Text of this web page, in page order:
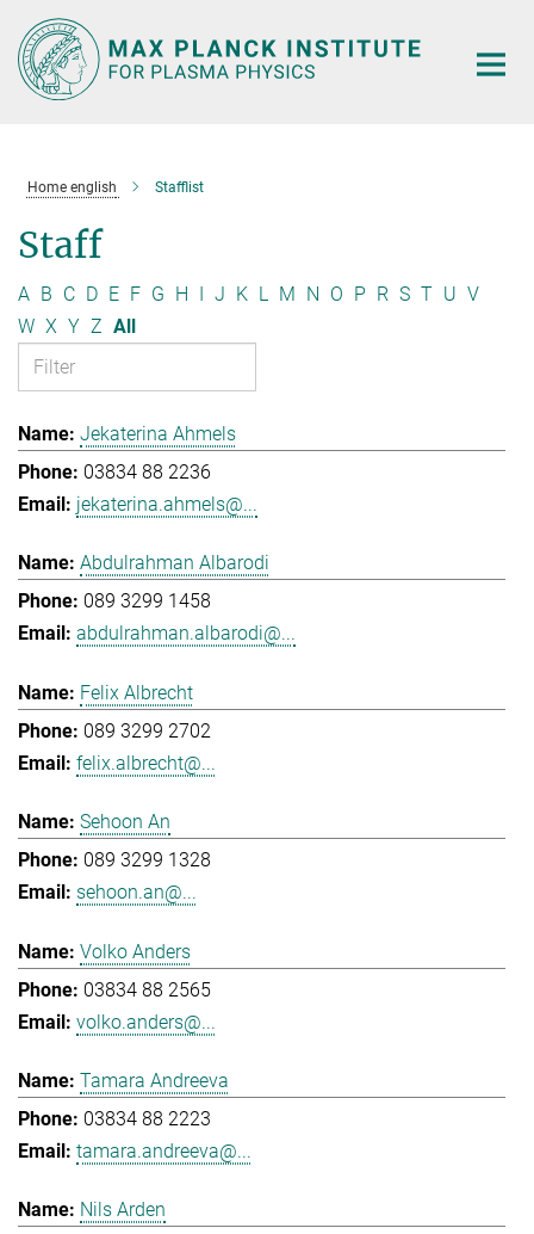
Main-
Content
Home english Stafflist
Staff
A B C D E F G H I J K L M N O P R S T U V
W X Y Z All
Jekaterina Ahmels
03834 88 2236
jekaterina.ahmels@...
Abdulrahman Albarodi
089 3299 1458
abdulrahman.albarodi@...
Felix Albrecht
089 3299 2702
felix.albrecht@...
Sehoon An
089 3299 1328
sehoon.an@...
Volko Anders
03834 88 2565
volko.anders@...
Tamara Andreeva
03834 88 2223
tamara.andreeva@...
Nils Arden